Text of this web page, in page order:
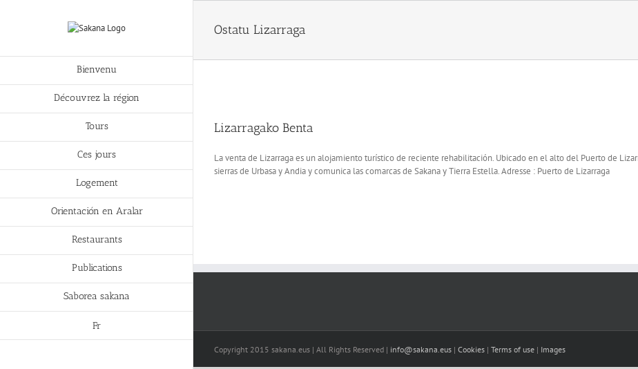
Bienvenu
Découvrez la région
Tours
Ces jours
Logement
Orientación en Aralar
Restaurants
Publications
Saborea sakana
Fr
Ostatu Lizarraga
Lizarragako Benta
La venta de Lizarraga es un alojamiento turístico de reciente rehabilitación. Ubicado en el alto del Puerto de
sierras de Urbasa y Andia y comunica las comarcas de Sakana y Tierra Estella. Adresse : Puerto de Lizarraga
Copyright 2015 sakana.eus | All Rights Reserved | info@sakana.eus | Cookies | Terms of use | Images